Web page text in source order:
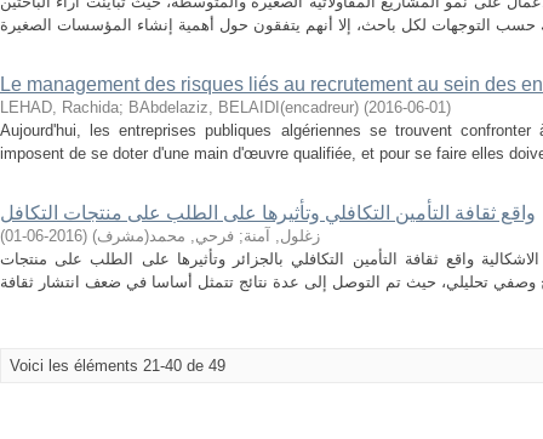
Le management des risques liés au recrutement au sein des
LEHAD, Rachida; BAbdelaziz, BELAIDI(encadreur) (2016-06-01)
Aujourd'hui, les entreprises publiques algériennes se trouvent
imposent de se doter d'une main d'œuvre qualifiée, et pour se faire elles
واقع ثقافة التأمين التكافلي وتأثيرها على الطلب على منتجات التكافل
زغلول, آمنة; فرحي, محمد(مشرف) (
2016-06-01
)
واقع ثقافة التأمين التكافلي بالجزائر وتأثيرها على الطلب على منتجات
Voici les éléments 21-40 de 49